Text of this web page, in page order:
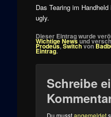
Das Tearing im
ugly.
Dieser Eintrag wurde
Wichtige Newsund
Prodeus,Switchvon
Eintrag.
Schreibe
Du musstangemeldet